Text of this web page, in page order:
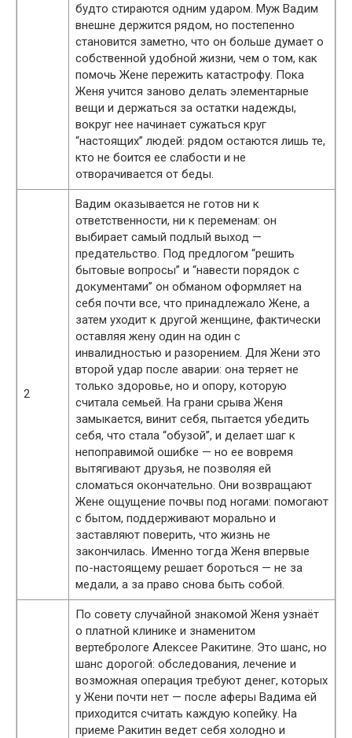
будто стираются одним ударом. Муж Вадим
внешне держится рядом, но постепенно
становится заметно, что он больше думает о
собственной удобной жизни, чем о том, как
помочь Жене пережить катастрофу. Пока
Женя учится заново делать элементарные
вещи и держаться за остатки надежды,
вокруг нее начинает сужаться круг
“настоящих” людей: рядом остаются лишь те,
кто не боится ее слабости и не
отворачивается от беды.
2
Вадим оказывается не готов ни к
ответственности, ни к переменам: он
выбирает самый подлый выход —
предательство. Под предлогом “решить
бытовые вопросы” и “навести порядок с
документами” он обманом оформляет на
себя почти все, что принадлежало Жене, а
затем уходит к другой женщине, фактически
оставляя жену один на один с
инвалидностью и разорением. Для Жени это
второй удар после аварии: она теряет не
только здоровье, но и опору, которую
считала семьей. На грани срыва Женя
замыкается, винит себя, пытается убедить
себя, что стала “обузой”, и делает шаг к
непоправимой ошибке — но ее вовремя
вытягивают друзья, не позволяя ей
сломаться окончательно. Они возвращают
Жене ощущение почвы под ногами: помогают
с бытом, поддерживают морально и
заставляют поверить, что жизнь не
закончилась. Именно тогда Женя впервые
по-настоящему решает бороться — не за
медали, а за право снова быть собой.
По совету случайной знакомой Женя узнаёт
о платной клинике и знаменитом
вертебрологе Алексее Ракитине. Это шанс, но
шанс дорогой: обследования, лечение и
возможная операция требуют денег, которых
у Жени почти нет — после аферы Вадима ей
приходится считать каждую копейку. На
приеме Ракитин ведет себя холодно и